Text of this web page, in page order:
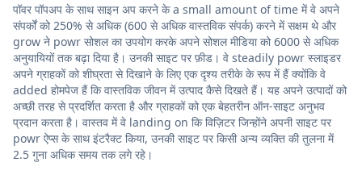
पॉवर पॉपअप के साथ साइन अप करने के a small amount of time में वे अपने
संपर्कों को 250% से अधिक (600 से अधिक वास्तविक संपर्क) करने में सक्षम थे और
grow ने powr सोशल का उपयोग करके अपने सोशल मीडिया को 6000 से अधिक
अनुयायियों तक बढ़ा दिया है। उनकी साइट पर फ़ीड। वे steadily powr स्लाइडर
अपने ग्राहकों को शीघ्रता से दिखाने के लिए एक दृश्य तरीके के रूप में हैं क्योंकि वे
added होमपेज हैं कि वास्तविक जीवन में उत्पाद कैसे दिखते हैं। यह अपने उत्पादों को
अच्छी तरह से प्रदर्शित करता है और ग्राहकों को एक बेहतरीन ऑन-साइट अनुभव
प्रदान करता है। वास्तव में वे landing on कि विज़िटर जिन्होंने अपनी साइट पर
powr ऐप्स के साथ इंटरैक्ट किया, उनकी साइट पर किसी अन्य व्यक्ति की तुलना में
2.5 गुना अधिक समय तक लगे रहे।